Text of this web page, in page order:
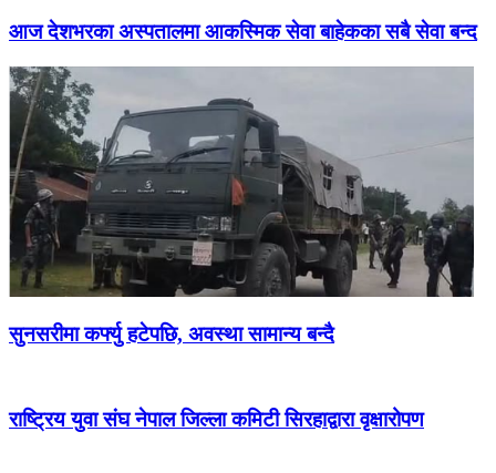
आज देशभरका अस्पतालमा आकस्मिक सेवा बाहेकका सबै सेवा बन्द
सुनसरीमा कर्फ्यु हटेपछि, अवस्था सामान्य बन्दै
राष्ट्रिय युवा संघ नेपाल जिल्ला कमिटी सिरहाद्वारा वृक्षारोपण